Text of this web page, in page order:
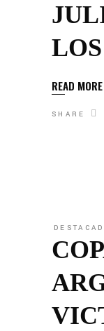
READ MORE
SHARE